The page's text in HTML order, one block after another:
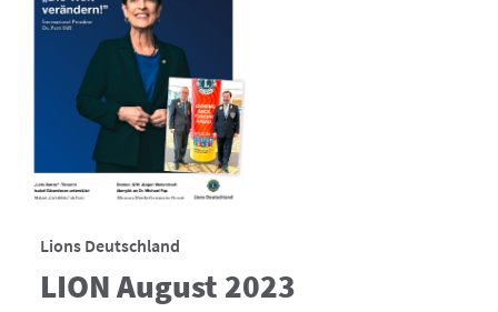
Lions Deutschland
LION August 2023